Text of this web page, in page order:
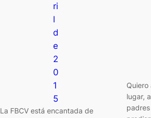
ri
l
d
e
2
0
1
5
La FBCV está encantada de
lugar,